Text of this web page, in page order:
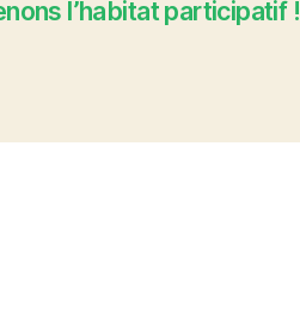
l’habitat participatif !